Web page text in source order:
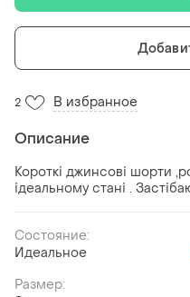
2 В избранное
Описание
Короткі джинсові шорти
ідеальному стані .
Состояние:
Идеальное
Размер: